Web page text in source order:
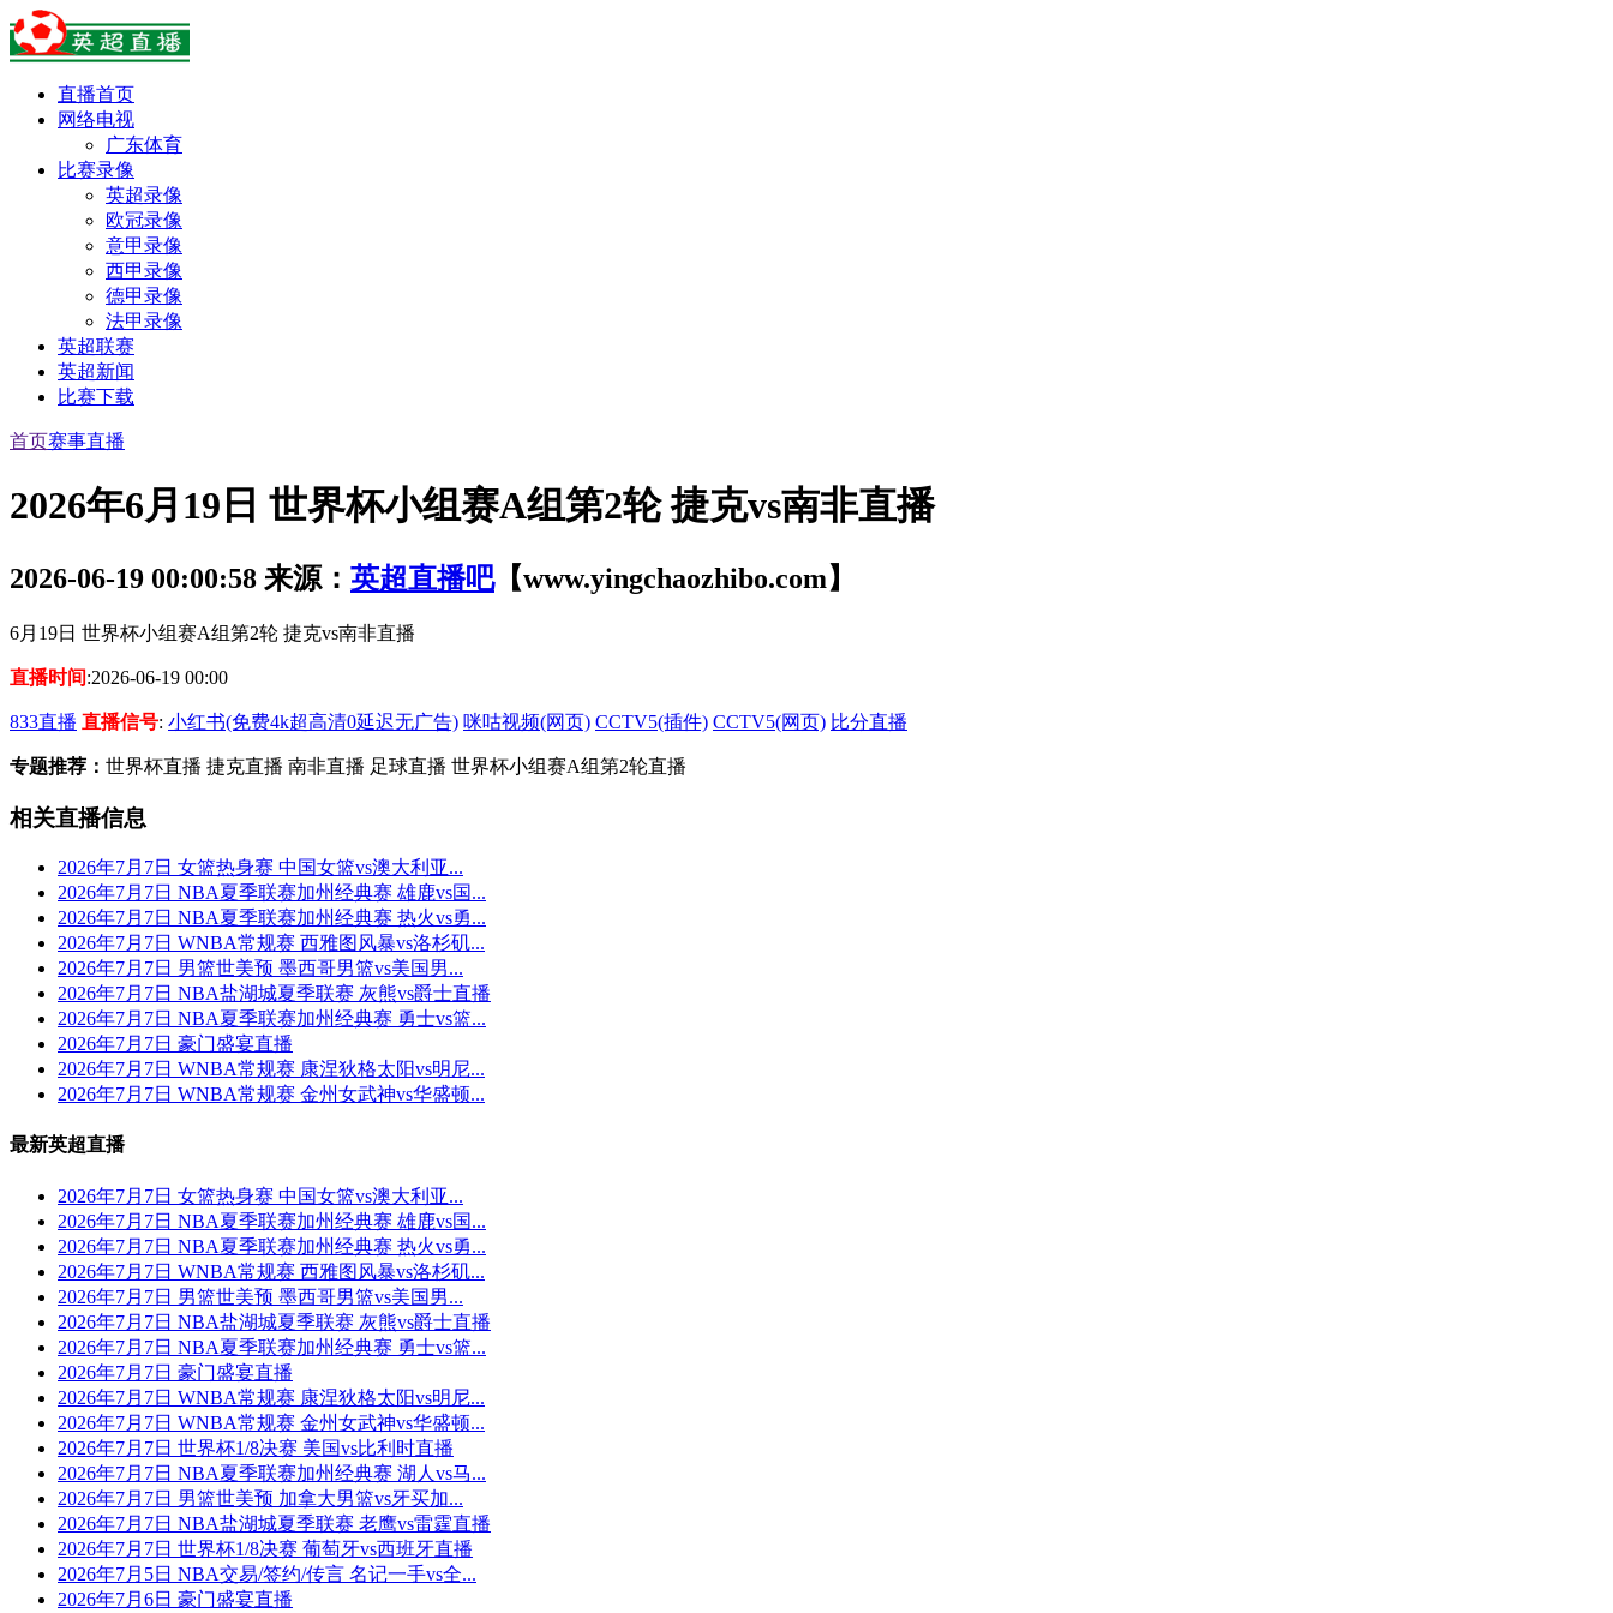
直播首页
网络电视
广东体育
比赛录像
英超录像
欧冠录像
意甲录像
西甲录像
德甲录像
法甲录像
英超联赛
英超新闻
比赛下载
首页赛事直播
2026年6月19日 世界杯小组赛A组第2轮 捷克vs南非直播
2026-06-19 00:00:58 来源： 英超直播吧【www.yingchaozhibo.com】
6月19日 世界杯小组赛A组第2轮 捷克vs南非直播
直播时间:2026-06-19 00:00
833直播 直播信号: 小红书(免费4k超高清0延迟无广告) 咪咕视频(网页) CCTV5(插件) CCTV5(网页) 比分直播
专题推荐： 世界杯直播 捷克直播 南非直播 足球直播 世界杯小组赛A组第2轮直播
相关直播信息
2026年7月7日 女篮热身赛 中国女篮vs澳大利亚...
2026年7月7日 NBA夏季联赛加州经典赛 雄鹿vs国...
2026年7月7日 NBA夏季联赛加州经典赛 热火vs勇...
2026年7月7日 WNBA常规赛 西雅图风暴vs洛杉矶...
2026年7月7日 男篮世美预 墨西哥男篮vs美国男...
2026年7月7日 NBA盐湖城夏季联赛 灰熊vs爵士直播
2026年7月7日 NBA夏季联赛加州经典赛 勇士vs篮...
2026年7月7日 豪门盛宴直播
2026年7月7日 WNBA常规赛 康涅狄格太阳vs明尼...
2026年7月7日 WNBA常规赛 金州女武神vs华盛顿...
最新英超直播
2026年7月7日 女篮热身赛 中国女篮vs澳大利亚...
2026年7月7日 NBA夏季联赛加州经典赛 雄鹿vs国...
2026年7月7日 NBA夏季联赛加州经典赛 热火vs勇...
2026年7月7日 WNBA常规赛 西雅图风暴vs洛杉矶...
2026年7月7日 男篮世美预 墨西哥男篮vs美国男...
2026年7月7日 NBA盐湖城夏季联赛 灰熊vs爵士直播
2026年7月7日 NBA夏季联赛加州经典赛 勇士vs篮...
2026年7月7日 豪门盛宴直播
2026年7月7日 WNBA常规赛 康涅狄格太阳vs明尼...
2026年7月7日 WNBA常规赛 金州女武神vs华盛顿...
2026年7月7日 世界杯1/8决赛 美国vs比利时直播
2026年7月7日 NBA夏季联赛加州经典赛 湖人vs马...
2026年7月7日 男篮世美预 加拿大男篮vs牙买加...
2026年7月7日 NBA盐湖城夏季联赛 老鹰vs雷霆直播
2026年7月7日 世界杯1/8决赛 葡萄牙vs西班牙直播
2026年7月5日 NBA交易/签约/传言 名记一手vs全...
2026年7月6日 豪门盛宴直播